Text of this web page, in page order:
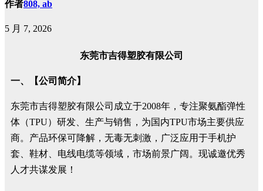
作者808, ab
5 月 7, 2026
东莞市吉得塑胶有限公司
一、【公司简介】
东莞市吉得塑胶有限公司成立于2008年，专注聚氨酯弹性
体（TPU）研发、生产与销售，为国内TPU市场主要供应
商。产品环保可降解，无毒无刺激，广泛应用于手机护
套、鞋材、电线电缆等领域，市场前景广阔。现诚邀优秀
人才共谋发展！